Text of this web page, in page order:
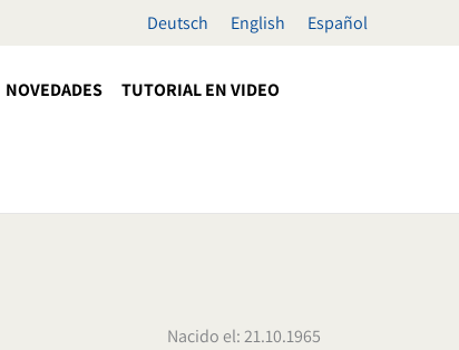
Deutsch English Español
NOVEDADES TUTORIAL EN VIDEO
Nacido el: 21.10.1965